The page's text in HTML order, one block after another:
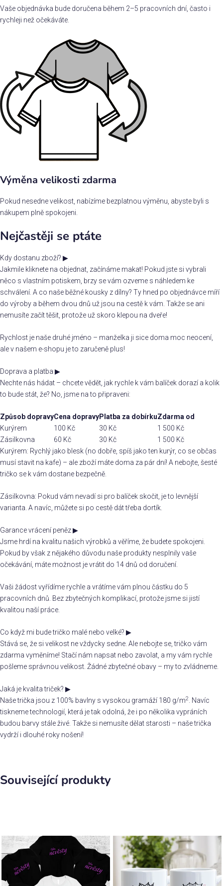
Vaše objednávka bude doručena během 2–5 pracovních dní, často i
rychleji než očekáváte.
Výměna velikosti zdarma
Pokud nesedne velikost, nabízíme bezplatnou výměnu, abyste byli s
nákupem plně spokojeni.
Nejčastěji se ptáte
Kdy dostanu zboží? ▶
Jakmile kliknete na objednat, začínáme makat! Pokud jste si vybrali
něco s vlastním potiskem, brzy se vám ozveme s náhledem ke
schválení. A co naše běžné kousky z dílny? Ty hned po objednávce míří
do výroby a během dvou dnů už jsou na cestě k vám. Takže se ani
nemusíte začít těšit, protože už skoro klepou na dveře!
Rychlost je naše druhé jméno – manželka ji sice doma moc neocení,
ale v našem e-shopu je to zaručeně plus!
Doprava a platba ▶
Nechte nás hádat – chcete vědět, jak rychle k vám balíček dorazí a kolik
to bude stát, že? No, jsme na to připraveni:
Způsob dopravyCena dopravyPlatba za dobírkuZdarma od
Kurýrem
100 Kč 30 Kč
1 500 Kč
Zásilkovna
60 Kč 30 Kč
1 500 Kč
Kurýrem: Rychlý jako blesk (no dobře, spíš jako ten kurýr, co se občas
musí stavit na kafe) – ale zboží máte doma za pár dní! A nebojte, šesté
tričko se k vám dostane bezpečně.
Zásilkovna: Pokud vám nevadí si pro balíček skočit, je to levnější
varianta. A navíc, můžete si po cestě dát třeba dortík.
Garance vrácení peněz▶
Jsme hrdí na kvalitu našich výrobků a věříme, že budete spokojeni.
Pokud by však z nějakého důvodu naše produkty nesplnily vaše
očekávání, máte možnost je vrátit do 14 dnů od doručení.
Vaši žádost vyřídíme rychle a vrátíme vám plnou částku do 5
pracovních dnů. Bez zbytečných komplikací, protože jsme si jistí
kvalitou naší práce.
Co když mi bude tričko malé nebo velké? ▶
Stává se, že si velikost ne vždycky sedne. Ale nebojte se, tričko vám
zdarma vyměníme! Stačí nám napsat nebo zavolat, a my vám rychle
pošleme správnou velikost. Žádné zbytečné obavy – my to zvládneme.
Jaká je kvalita triček? ▶
Naše trička jsou z 100% bavlny s vysokou gramáží 180 g/m2. Navíc
tiskneme technologií, která je tak odolná, že i po několika vypráních
budou barvy stále živé. Takže si nemusíte dělat starosti – naše trička
vydrží i dlouhé roky nošení!
Související produkty